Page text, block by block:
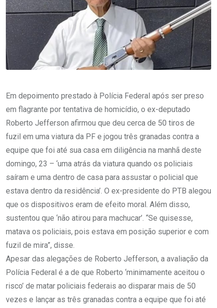
Em depoimento prestado à Polícia Federal após ser preso
em flagrante por tentativa de homicídio, o ex-deputado
Roberto Jefferson afirmou que deu cerca de 50 tiros de
fuzil em uma viatura da PF e jogou três granadas contra a
equipe que foi até sua casa em diligência na manhã deste
domingo, 23 – ‘uma atrás da viatura quando os policiais
saíram e uma dentro de casa para assustar o policial que
estava dentro da residência’. O ex-presidente do PTB alegou
que os dispositivos eram de efeito moral. Além disso,
sustentou que ‘não atirou para machucar’. “Se quisesse,
matava os policiais, pois estava em posição superior e com
fuzil de mira”, disse.
Apesar das alegações de Roberto Jefferson, a avaliação da
Polícia Federal é a de que Roberto ‘minimamente aceitou o
risco’ de matar policiais federais ao disparar mais de 50
vezes e lançar as três granadas contra a equipe que foi até